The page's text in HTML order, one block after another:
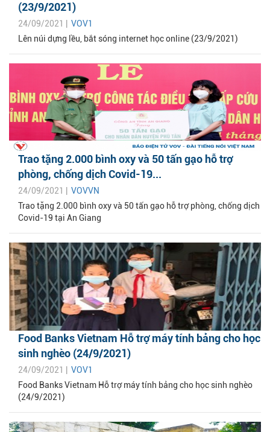
(23/9/2021)
24/09/2021 | VOV1
Lên núi dựng lều, bắt sóng internet học online (23/9/2021)
Trao tặng 2.000 bình oxy và 50 tấn gạo hỗ trợ
phòng, chống dịch Covid-19...
24/09/2021 | VOVVN
Trao tặng 2.000 bình oxy và 50 tấn gạo hỗ trợ phòng, chống dịch
Covid-19 tại An Giang
Food Banks Vietnam Hỗ trợ máy tính bảng cho học
sinh nghèo (24/9/2021)
24/09/2021 | VOV1
Food Banks Vietnam Hỗ trợ máy tính bảng cho học sinh nghèo
(24/9/2021)